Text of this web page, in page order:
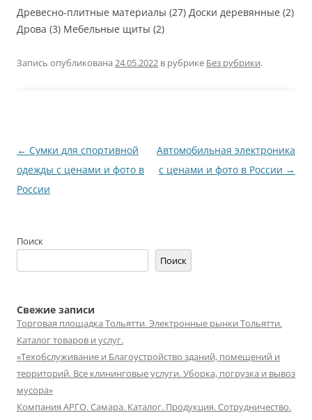
Древесно-плитные материалы (27) Доски деревянные (2)
Дрова (3) Мебельные щиты (2)
Запись опубликована 24.05.2022 в рубрике Без рубрики.
Навигация
по
записям
← Сумки для спортивной
одежды с ценами и фото в
России
Автомобильная электроника
с ценами и фото в России →
Поиск
Поиск
Свежие записи
Торговая площадка Тольятти. Электронные рынки Тольятти.
Каталог товаров и услуг.
«Техобслуживание и Благоустройство зданий, помещений и
территорий. Все клининговые услуги. Уборка, погрузка и вывоз
мусора»
Компания АРГО. Самара. Каталог. Продукция. Сотрудничество.